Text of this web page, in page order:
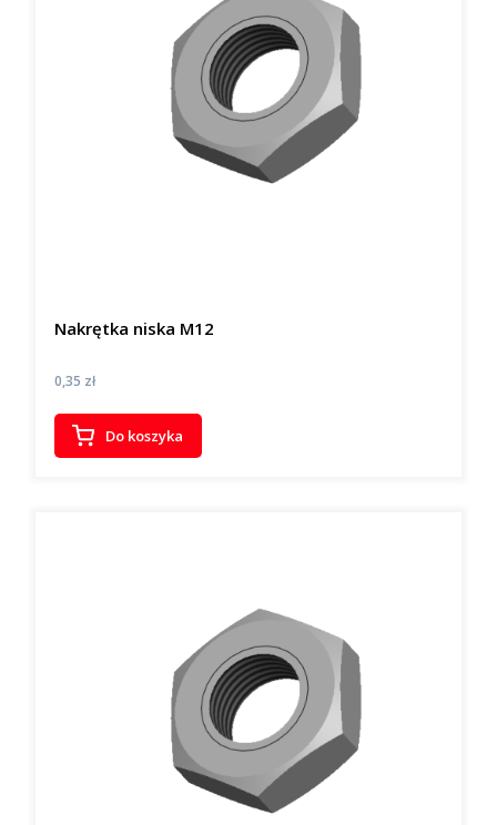
Nakrętka niska M12
Cena
0,35 zł
Do koszyka